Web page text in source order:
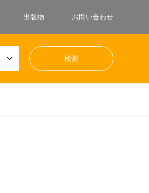
出版物 お問い合わせ